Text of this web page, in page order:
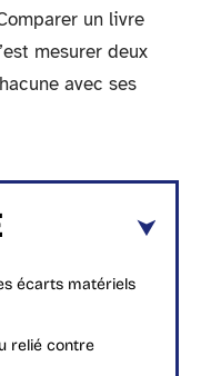
un livre
mesurer deux
avec ses
écarts matériels
relié contre